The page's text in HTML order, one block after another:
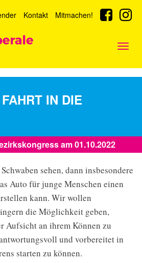
Kontakt Mitmachen!
IN DIE
am 01.10.2022
sehen, dann insbesondere
Auto für junge Menschen einen
kann. Wir wollen
die Möglichkeit geben,
Aufsicht an ihrem Können zu
und vorbereitet in
starten zu können.